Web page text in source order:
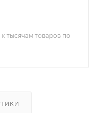
тысячам товаров по